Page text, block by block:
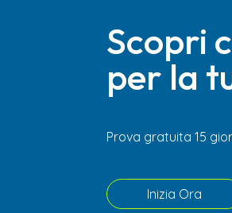
Scopri
per la
Prova gratuita 15
Inizia Ora